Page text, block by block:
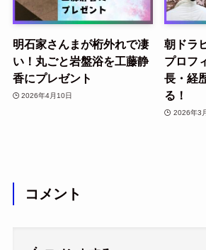
明石家さんまが桁外れで凄
い！丸ごと岩盤浴を工藤静
香にプレゼント
2026年4月10日
朝ドラ
プロフ
長・経
る！
2026年3
コメント